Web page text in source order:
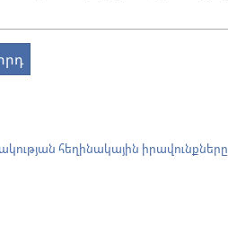
հեղինակային իրավունքները